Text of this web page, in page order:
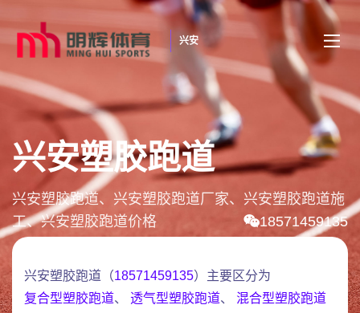
兴安
兴安塑胶跑道
兴安塑胶跑道、兴安塑胶跑道厂家、兴安塑胶跑道施
工、兴安塑胶跑道价格
18571459135
兴安塑胶跑道（18571459135）主要区分为
复合型塑胶跑道、 透气型塑胶跑道、 混合型塑胶跑道